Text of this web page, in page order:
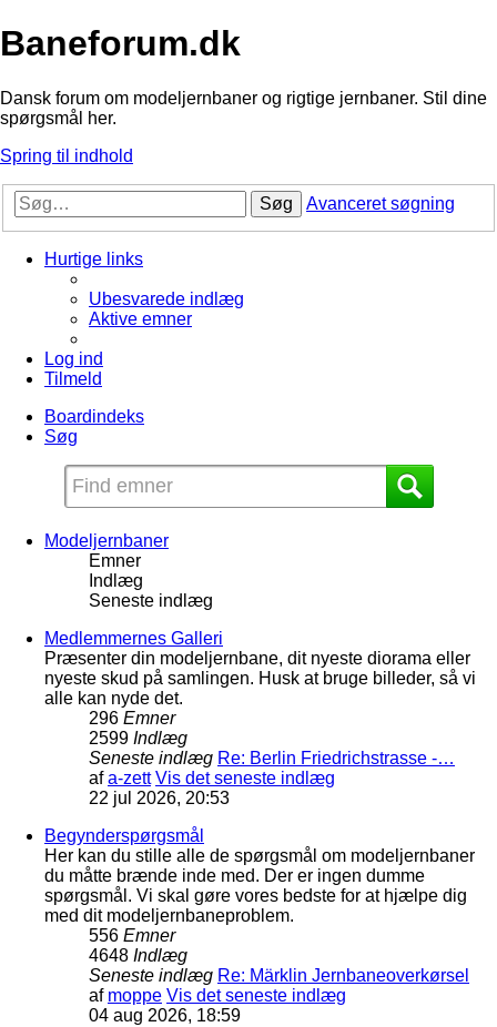
Baneforum.dk
Dansk forum om modeljernbaner og rigtige jernbaner. Stil dine
spørgsmål her.
Spring til indhold
Søg Avanceret søgning
Hurtige links
Ubesvarede indlæg
Aktive emner
Log ind
Tilmeld
Boardindeks
Søg
Modeljernbaner
Emner
Indlæg
Seneste indlæg
Medlemmernes Galleri
Præsenter din modeljernbane, dit nyeste diorama eller
nyeste skud på samlingen. Husk at bruge billeder, så vi
alle kan nyde det.
296 Emner
2599 Indlæg
Seneste indlæg Re: Berlin Friedrichstrasse -…
afa-zett Vis det seneste indlæg
22 jul 2026, 20:53
Begynderspørgsmål
Her kan du stille alle de spørgsmål om modeljernbaner
du måtte brænde inde med. Der er ingen dumme
spørgsmål. Vi skal gøre vores bedste for at hjælpe dig
med dit modeljernbaneproblem.
556 Emner
4648 Indlæg
Seneste indlæg Re: Märklin Jernbaneoverkørsel
af moppe Vis det seneste indlæg
04 aug 2026, 18:59